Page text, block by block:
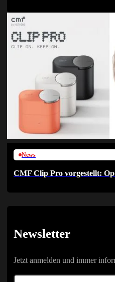
News
CMF Clip Pro vorgestellt:
Newsletter
Jetzt anmelden und immer